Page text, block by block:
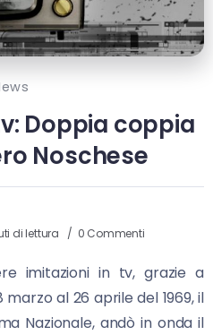
Doppia coppia
Noschese
di lettura 0 Commenti
imitazioni in tv, grazie a
marzo al 26 aprile del 1969, il
Nazionale, andò in onda il